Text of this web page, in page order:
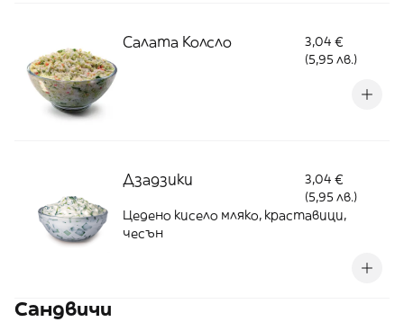
Салата Колсло
3,04 €
(5,95 лв.)
Дзадзики
3,04 €
(5,95 лв.)
Цедено кисело мляко, краставици,
чесън
Сандвичи